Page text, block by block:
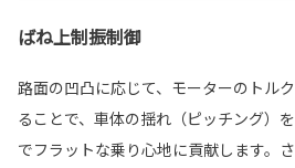
ばね上制振制御
路面の凹凸に応じて、モーターのトル
ることで、車体の揺れ（ピッチング）
でフラットな乗り心地に貢献します。